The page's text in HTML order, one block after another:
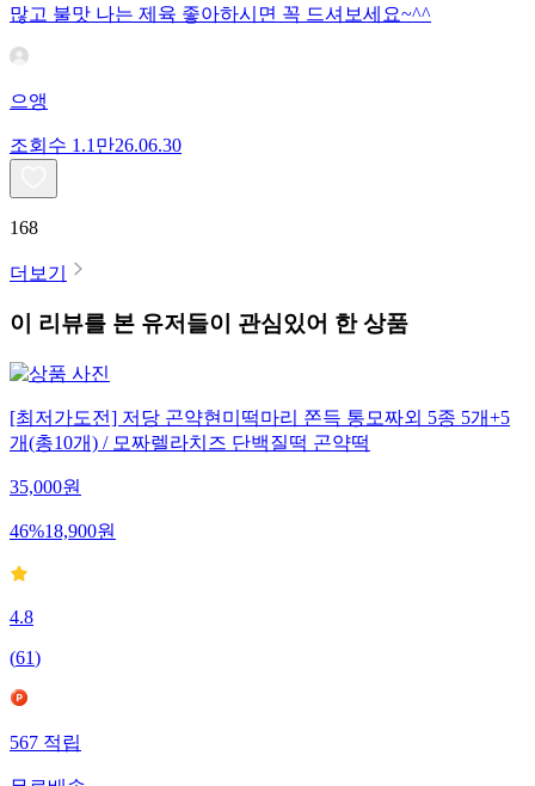
많고 불맛 나는 제육 좋아하시면 꼭 드셔보세요~^^
으앵
조회수 1.1만26.06.30
168
더보기
이 리뷰를 본 유저들이 관심있어 한 상품
[최저가도전] 저당 곤약현미떡마리 쫀득 통모짜외 5종 5개+5
개(총10개) / 모짜렐라치즈 단백질떡 곤약떡
35,000원
46%18,900원
4.8
(61)
567 적립